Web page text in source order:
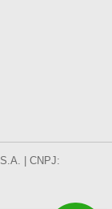
| CNPJ: